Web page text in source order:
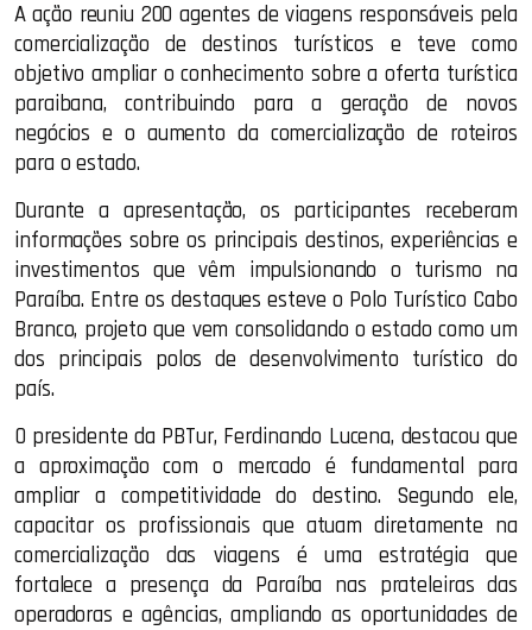
A ação reuniu 200 agentes de viagens responsáveis pela
comercialização de destinos turísticos e teve como
objetivo ampliar o conhecimento sobre a oferta turística
paraibana, contribuindo para a geração de novos
negócios e o aumento da comercialização de roteiros
para o estado.
Durante a apresentação, os participantes receberam
informações sobre os principais destinos, experiências e
investimentos que vêm impulsionando o turismo na
Paraíba. Entre os destaques esteve o Polo Turístico Cabo
Branco, projeto que vem consolidando o estado como um
dos principais polos de desenvolvimento turístico do
país.
O presidente da PBTur, Ferdinando Lucena, destacou que
a aproximação com o mercado é fundamental para
ampliar a competitividade do destino. Segundo ele,
capacitar os profissionais que atuam diretamente na
comercialização das viagens é uma estratégia que
fortalece a presença da Paraíba nas prateleiras das
operadoras e agências, ampliando as oportunidades de